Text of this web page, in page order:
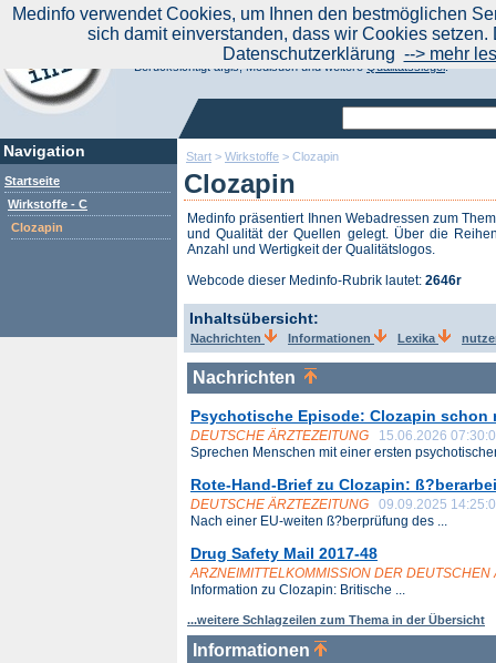
Start > Wirkstoffe > Clozapin
Clozapin
Medinfo präsentiert Ihnen Webadressen zum
und Qualität der Quellen gelegt. Über die
Anzahl und Wertigkeit der Qualitätslogos.
Webcode dieser Medinfo-Rubrik lautet: 2646r
Inhaltsübersicht:
Nachrichten Informationen Lexika
Nachrichten
Psychotische Episode: Clozapin schon
DEUTSCHE ÄRZTEZEITUNG
15.06.2026
Sprechen Menschen mit einer ersten
Rote-Hand-Brief zu Clozapin:
DEUTSCHE ÄRZTEZEITUNG
09.09.2025
Nach einer EU-weiten ß?berprüfung des ...
Drug Safety Mail 2017-48
ARZNEIMITTELKOMMISSION DER DEUTSCHEN
Information zu Clozapin: Britische ...
...weitere Schlagzeilen zum Thema in der Übersicht
Informationen
Navigation
Startseite
Wirkstoffe - C
Clozapin
Aktuelle Nachrichten|
Suchen Sie noch oder Finden Sie schon?
Medinfo.de - Meta-Portal für Gesundheitsthemen
Berücksichtigt afgis, Medisuch und weitereQualitätssiegel.
Medinfo verwendet Cookies, um Ihnen den bestmöglichen
sich damit einverstanden, dass wir Cookies
Datenschutzerklärung --> mehr